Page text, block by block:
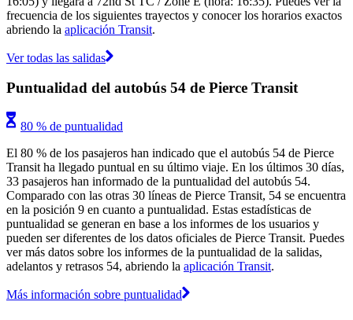
frecuencia de los siguientes trayectos y conocer los horarios exactos
abriendo la aplicación Transit.
Ver todas las salidas
Puntualidad del autobús 54 de Pierce Transit
80 % de puntualidad
El 80 % de los pasajeros han indicado que el autobús 54 de Pierce
Transit ha llegado puntual en su último viaje. En los últimos 30 días,
33 pasajeros han informado de la puntualidad del autobús 54.
Comparado con las otras 30 líneas de Pierce Transit, 54 se encuentra
en la posición 9 en cuanto a puntualidad. Estas estadísticas de
puntualidad se generan en base a los informes de los usuarios y
pueden ser diferentes de los datos oficiales de Pierce Transit. Puedes
ver más datos sobre los informes de la puntualidad de la salidas,
adelantos y retrasos 54, abriendo la aplicación Transit.
Más información sobre puntualidad